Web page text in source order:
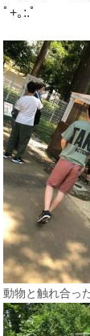
ﾟ+｡:.ﾟ
動物と触れ合っ